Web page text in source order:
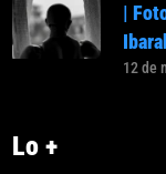
|
12 de
Lo +